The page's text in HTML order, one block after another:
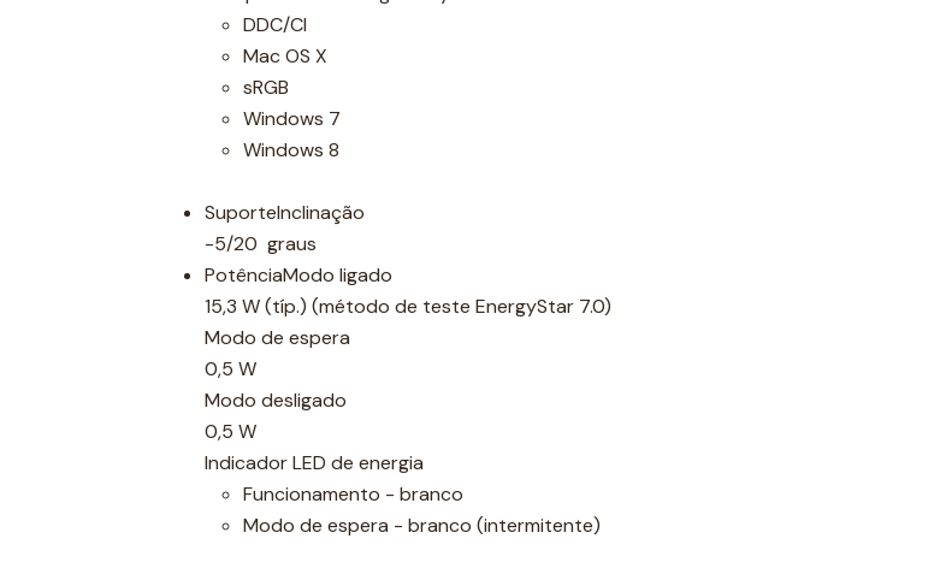
DDC/CI
Mac OS X
sRGB
Windows 7
Windows 8
SuporteInclinação
-5/20 graus
PotênciaModo ligado
15,3 W (típ.) (método de teste EnergyStar 7.0)
Modo de espera
0,5 W
Modo desligado
0,5 W
Indicador LED de energia
Funcionamento - branco
Modo de espera - branco (intermitente)